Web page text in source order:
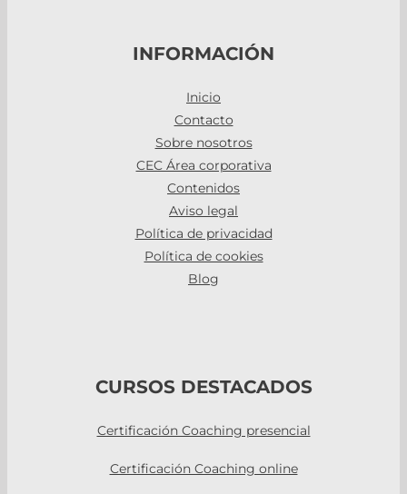
INFORMACIÓN
Inicio
Contacto
Sobre nosotros
CEC Área corporativa
Contenidos
Aviso legal
Política de privacidad
Política de cookies
Blog
CURSOS DESTACADOS
Certificación Coaching presencial
Certificación Coaching online